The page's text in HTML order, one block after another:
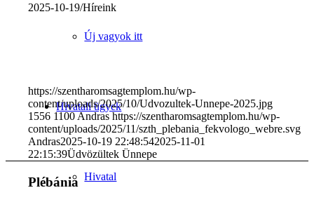
Új vagyok itt
Hivatali ügyek
Hivatal
2025-10-19/Híreink
https://szentharomsagtemplom.hu/wp-
content/uploads/2025/10/Udvozultek-Unnepe-2025.jpg
1556 1100 Andras https://szentharomsagtemplom.hu/wp-
content/uploads/2025/11/szth_plebania_fekvologo_webre.svg
Andras2025-10-19 22:48:542025-11-01
22:15:39Üdvözültek Ünnepe
Plébánia